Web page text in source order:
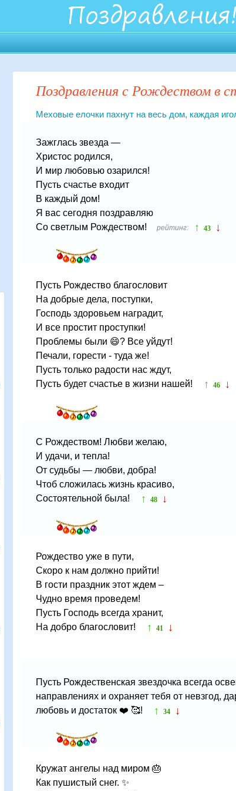
Поздравления с Рождеством в
Меховые елочки пахнут на весь дом, каждая
Зажглась звезда —
Христос родился,
И мир любовью озарился!
Пусть счастье входит
В каждый дом!
Я вас сегодня поздравляю
Со светлым Рождеством!
рейтинг: ↑ 43 ↓
Пусть Рождество благословит
На добрые дела, поступки,
Господь здоровьем наградит,
И все простит проступки!
Проблемы были 😄? Все уйдут!
Печали, горести - туда же!
Пусть только радости нас ждут,
Пусть будет счастье в жизни нашей!
↑ 46 ↓
С Рождеством! Любви желаю,
И удачи, и тепла!
От судьбы — любви, добра!
Чтоб сложилась жизнь красиво,
Состоятельной была!
↑ 48 ↓
Рождество уже в пути,
Скоро к нам должно прийти!
В гости праздник этот ждем –
Чудно время проведем!
Пусть Господь всегда хранит,
На добро благословит!
↑ 41 ↓
Пусть Рождественская звездочка всегда
направлениях и охраняет тебя от невзгод,
любовь и достаток ❤️ 🥰!
↑ 34 ↓
Кружат ангелы над миром 🎂
Как пушистый снег. ✨